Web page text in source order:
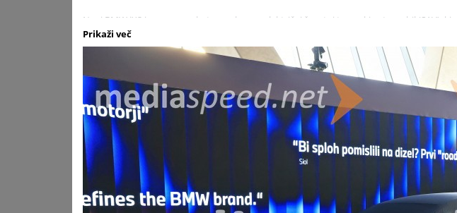
Novi BMW iX3 je zasnovan kot popolnoma električni športni terenski avtomobil (SAV),
govorico in izrazito osredotočenost na voznika. Gre za prvi model, ki v serijsko
ter hkrati postavlja temelje za prihodnje generacije vozil BMW.
Med ključnimi poudarki novega BMW iX3 so:
• Šesta generacija tehnologije BMW eDrive (Gen6) z 800-voltnim sistemom, novo
celicami in občutno večjo energijsko gostoto.
• Izjemen električni doseg do 805 kilometrov (WLTP) ter polnjenje z močjo do 400 kW,
desetih minutah.
• BMW Panoramic iDrive z novim operacijskim sistemom BMW Operating System X, ki
izkušnjo, visoko stopnjo personalizacije in intuitivno upravljanje.
Prikaži več